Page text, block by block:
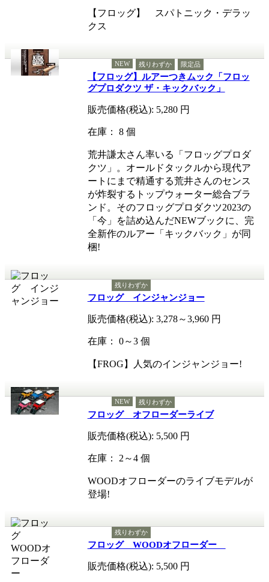
【フロッグ】 スパトニック・デラッ
クス
NEW 残りわずか 限定品
【フロッグ】ルアーつきムック「フロッ
グプロダクツ ザ・キックバック」
販売価格(税込): 5,280 円
在庫： 8 個
荒井謙太さん率いる「フロッグプロダ
クツ」。オールドタックルから現代ア
ートにまで精通する荒井さんのセンス
が炸裂するトップウォーター総合ブラ
ンド。そのフロッグプロダクツ2023の
「今」を詰め込んだNEWブックに、完
全新作のルアー「キックバック」が同
梱!
残りわずか
フロッグ インジャンジョー
販売価格(税込): 3,278～3,960 円
在庫： 0～3 個
【FROG】人気のインジャンジョー!
NEW 残りわずか
フロッグ オフローダーライブ
販売価格(税込): 5,500 円
在庫： 2～4 個
WOODオフローダーのライブモデルが
登場!
残りわずか
フロッグ WOODオフローダー
販売価格(税込): 5,500 円